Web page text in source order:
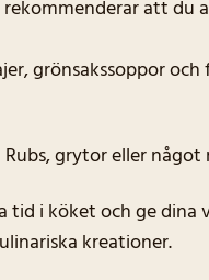
att du
grönsakssoppor och
grytor eller
i köket och ge
kreationer.